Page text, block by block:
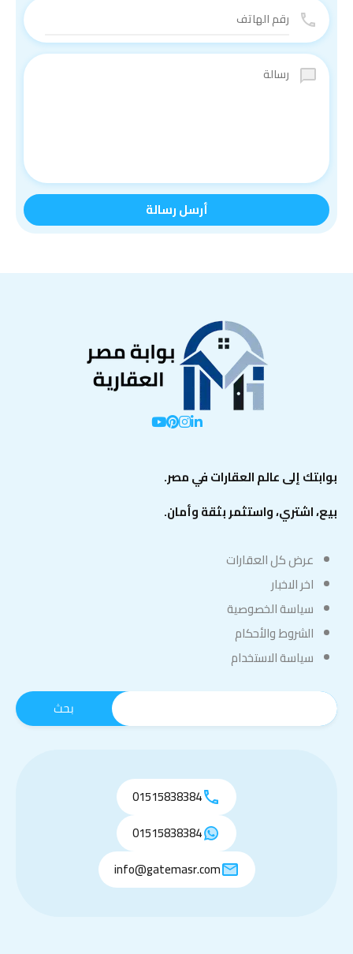
بوابتك إلى عالم العقارات في مصر.
بيع، اشتري، واستثمر بثقة وأمان.
عرض كل العقارات
اخر الاخبار
سياسة الخصوصية
الشروط والأحكام
سياسة الاستخدام
01515838384
01515838384
info@gatemasr.com